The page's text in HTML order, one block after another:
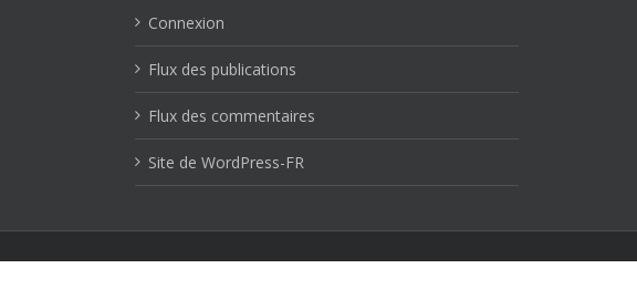
Connexion
Flux des publications
Flux des commentaires
Site de WordPress-FR